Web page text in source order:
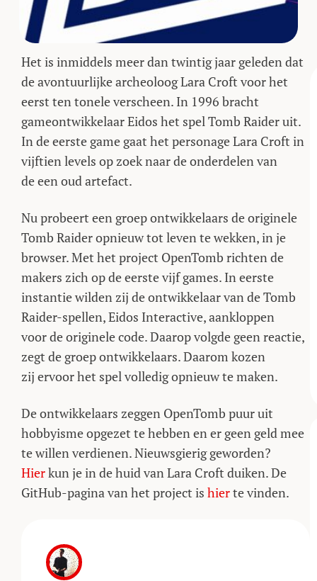
Het is inmiddels meer dan twintig jaar geleden dat
de avontuurlijke archeoloog Lara Croft voor het
eerst ten tonele verscheen. In 1996 bracht
gameontwikkelaar Eidos het spel Tomb Raider uit.
In de eerste game gaat het personage Lara Croft in
vijftien levels op zoek naar de onderdelen van
de een oud artefact.
Nu probeert een groep ontwikkelaars de originele
Tomb Raider opnieuw tot leven te wekken, in je
browser. Met het project OpenTomb richten de
makers zich op de eerste vijf games. In eerste
instantie wilden zij de ontwikkelaar van de Tomb
Raider-spellen, Eidos Interactive, aankloppen
voor de originele code. Daarop volgde geen reactie,
zegt de groep ontwikkelaars. Daarom kozen
zij ervoor het spel volledig opnieuw te maken.
De ontwikkelaars zeggen OpenTomb puur uit
hobbyisme opgezet te hebben en er geen geld mee
te willen verdienen. Nieuwsgierig geworden?
Hierkun je in de huid van Lara Croft duiken. De
GitHub-pagina van het project is hierte vinden.